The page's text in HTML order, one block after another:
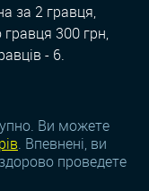
за 2 гравця,
300 грн,
- 6.
Ви можете
. Впевнені, ви
проведете